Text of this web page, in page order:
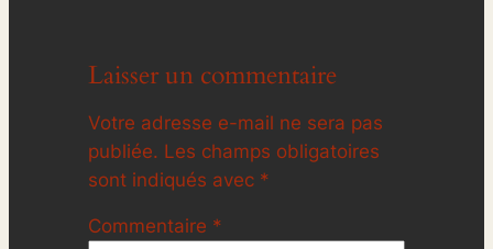
Laisser un commentaire
Votre adresse e-mail ne sera pas
publiée. Les champs obligatoires
sont indiqués avec *
Commentaire *